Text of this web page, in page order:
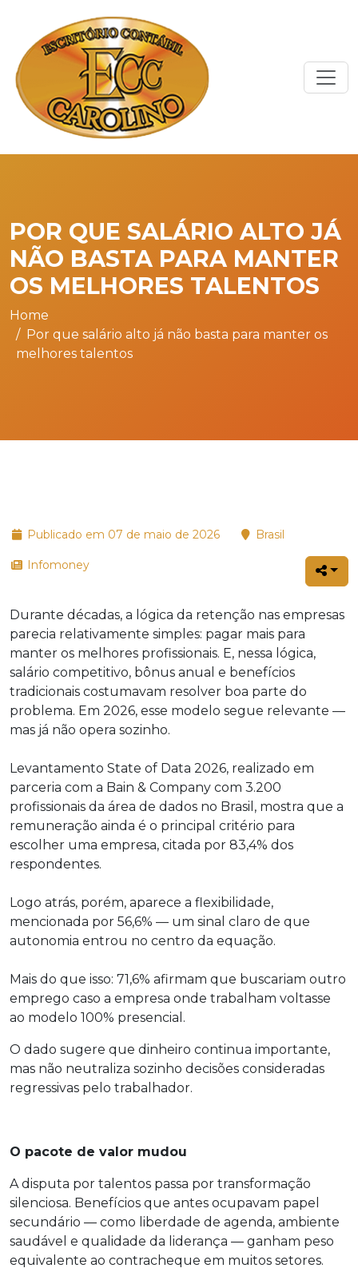
POR QUE SALÁRIO ALTO JÁ
NÃO BASTA PARA MANTER
OS MELHORES TALENTOS
Home
Por que salário alto já não basta para manter os
melhores talentos
Publicado em 07 de maio de 2026 Brasil
Infomoney
Durante décadas, a lógica da retenção nas empresas
parecia relativamente simples: pagar mais para
manter os melhores profissionais. E, nessa lógica,
salário competitivo, bônus anual e benefícios
tradicionais costumavam resolver boa parte do
problema. Em 2026, esse modelo segue relevante —
mas já não opera sozinho.
Levantamento State of Data 2026, realizado em
parceria com a Bain & Company com 3.200
profissionais da área de dados no Brasil, mostra que a
remuneração ainda é o principal critério para
escolher uma empresa, citada por 83,4% dos
respondentes.
Logo atrás, porém, aparece a flexibilidade,
mencionada por 56,6% — um sinal claro de que
autonomia entrou no centro da equação.
Mais do que isso: 71,6% afirmam que buscariam outro
emprego caso a empresa onde trabalham voltasse
ao modelo 100% presencial.
O dado sugere que dinheiro continua importante,
mas não neutraliza sozinho decisões consideradas
regressivas pelo trabalhador.
O pacote de valor mudou
A disputa por talentos passa por transformação
silenciosa. Benefícios que antes ocupavam papel
secundário — como liberdade de agenda, ambiente
saudável e qualidade da liderança — ganham peso
equivalente ao contracheque em muitos setores.